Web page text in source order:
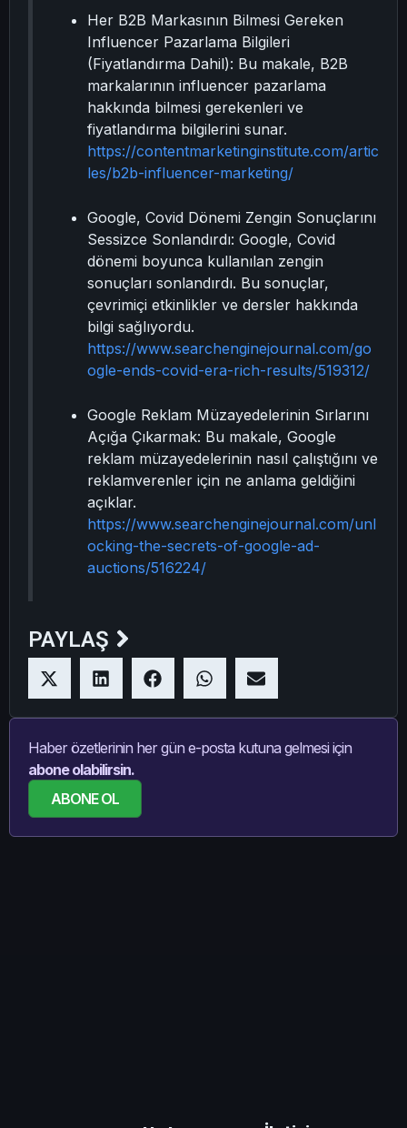
Her B2B Markasının Bilmesi Gereken
Influencer Pazarlama Bilgileri
(Fiyatlandırma Dahil): Bu makale, B2B
markalarının influencer pazarlama
hakkında bilmesi gerekenleri ve
fiyatlandırma bilgilerini sunar.
https://contentmarketinginstitute.com/artic
les/b2b-influencer-marketing/
Google, Covid Dönemi Zengin Sonuçlarını
Sessizce Sonlandırdı: Google, Covid
dönemi boyunca kullanılan zengin
sonuçları sonlandırdı. Bu sonuçlar,
çevrimiçi etkinlikler ve dersler hakkında
bilgi sağlıyordu.
https://www.searchenginejournal.com/go
ogle-ends-covid-era-rich-results/519312/
Google Reklam Müzayedelerinin Sırlarını
Açığa Çıkarmak: Bu makale, Google
reklam müzayedelerinin nasıl çalıştığını ve
reklamverenler için ne anlama geldiğini
açıklar.
https://www.searchenginejournal.com/unl
ocking-the-secrets-of-google-ad-
auctions/516224/
PAYLAŞ
Haber özetlerinin her gün e-posta kutuna gelmesi için
abone olabilirsin.
ABONE OL